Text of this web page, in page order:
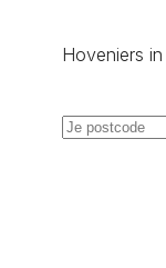
Hoveniers